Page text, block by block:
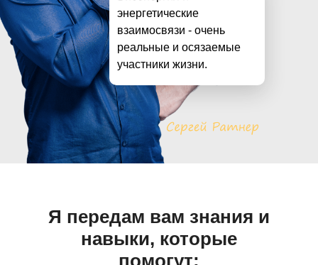
энергетические
взаимосвязи - очень
реальные и осязаемые
участники жизни.
всех
Я передам вам знания и
навыки, которые
помогут: